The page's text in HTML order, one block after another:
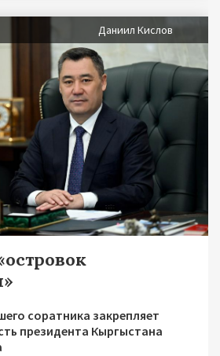
Даниил Кислов
соратника закрепляет
президента Кыргыстана